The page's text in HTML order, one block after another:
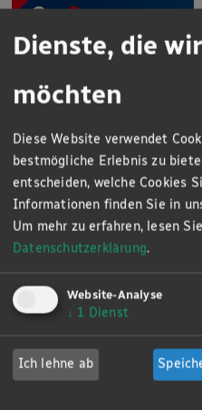
Dienste, die
möchten
Diese Website verwendet
bestmögliche Erlebnis zu
entscheiden, welche Cookies
Informationen finden Sie in
Um mehr zu erfahren, lesen
Datenschutzerklärung.
Website-Analyse
↓ 1 Dienst
Ich lehne ab